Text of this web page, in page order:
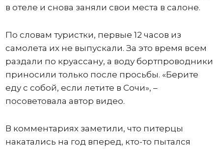
в отеле и снова заняли свои места в салоне.
По словам туристки, первые 12 часов из
самолета их не выпускали. За это время всем
раздали по круассану, а воду бортпроводники
приносили только после просьбы. «Берите
еду с собой, если летите в Сочи», –
посоветовала автор видео.
В комментариях заметили, что питерцы
накатались на год вперед, кто-то пытался